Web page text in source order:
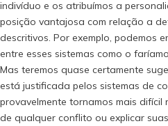
indivíduo e os atribuímos a
posição vantajosa com relação a
descritivos. Por exemplo, podemos
entre esses sistemas como o
Mas teremos quase certamente
está justificada pelos sistemas de
provavelmente tornamos mais
de qualquer conflito ou explicar